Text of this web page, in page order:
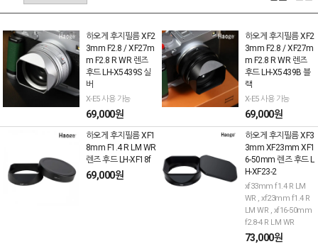
하오게 후지필름 XF2
3mm F2.8 / XF27m
m F2.8 R WR 렌즈
후드 LH-X5439S 실
버
X-E5 사용 가능
69,000원
하오게 후지필름 XF2
3mm F2.8 / XF27m
m F2.8 R WR 렌즈
후드 LH-X5439B 블
랙
X-E5 사용 가능
69,000원
하오게 후지필름 XF1
8mm F1.4 R LM WR
렌즈 후드 LH-XF18f
69,000원
하오게 후지필름 XF3
3mm XF23mm XF1
6-50mm 렌즈 후드 L
H-XF23-2
xf33mm f1.4 R LM
WR , xf23mm f1.4 R
LM WR , xf16-50mm
f2.8-4 R LM WR
73,000원